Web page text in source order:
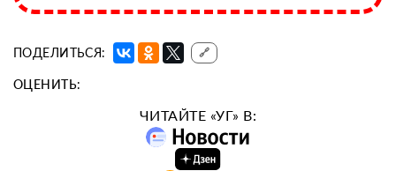
ПОДЕЛИТЬСЯ: 🔗
ОЦЕНИТЬ:
ЧИТАЙТЕ «УГ» В: